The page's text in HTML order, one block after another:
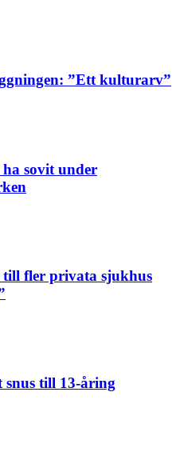
”Ett kulturarv”
ha sovit under
fler privata sjukhus
snus till 13-åring